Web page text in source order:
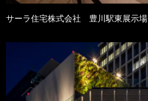
サーラ住宅株式会社 豊川駅東展示場